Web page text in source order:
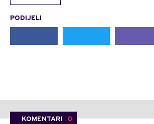
PODIJELI
KOMENTARI 0